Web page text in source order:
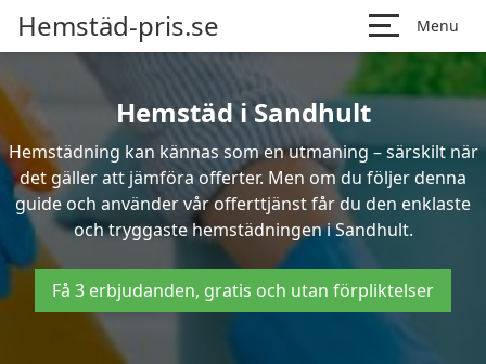
Hemstäd-pris.se Menu
Hemstäd i Sandhult
Hemstädning kan kännas som en utmaning – särskilt när
det gäller att jämföra offerter. Men om du följer denna
guide och använder vår offerttjänst får du den enklaste
och tryggaste hemstädningen i Sandhult.
Få 3 erbjudanden, gratis och utan förpliktelser